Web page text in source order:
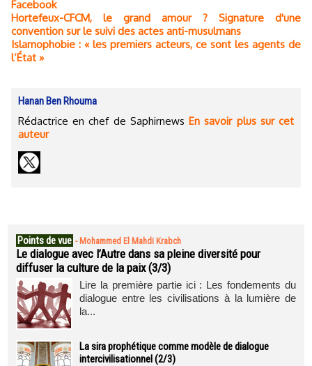
Facebook
Hortefeux-CFCM, le grand amour ? Signature d'une
convention sur le suivi des actes anti-musulmans
Islamophobie : « les premiers acteurs, ce sont les agents de
l’État »
Hanan Ben Rhouma
Rédactrice en chef de Saphirnews En savoir plus sur cet
auteur
Points de vue - Mohammed El Mahdi Krabch
Le dialogue avec l’Autre dans sa pleine diversité pour
diffuser la culture de la paix (3/3)
Lire la première partie ici : Les fondements du
dialogue entre les civilisations à la lumière de
la...
La sira prophétique comme modèle de dialogue
intercivilisationnel (2/3)